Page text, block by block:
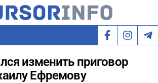
изменить приговор
Ефремову